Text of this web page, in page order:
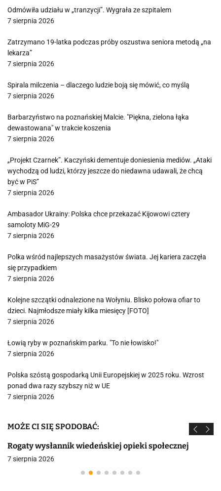
Odmówiła udziału w „tranzycji”. Wygrała ze szpitalem
7 sierpnia 2026
Zatrzymano 19-latka podczas próby oszustwa seniora metodą „na
lekarza”
7 sierpnia 2026
Spirala milczenia – dlaczego ludzie boją się mówić, co myślą
7 sierpnia 2026
Barbarzyństwo na poznańskiej Malcie. "Piękna, zielona łąka
dewastowana" w trakcie koszenia
7 sierpnia 2026
„Projekt Czarnek”. Kaczyński dementuje doniesienia mediów. „Ataki
wychodzą od ludzi, którzy jeszcze do niedawna udawali, że chcą
być w PiS”
7 sierpnia 2026
Ambasador Ukrainy: Polska chce przekazać Kijowowi cztery
samoloty MiG-29
7 sierpnia 2026
Polka wśród najlepszych masażystów świata. Jej kariera zaczęła
się przypadkiem
7 sierpnia 2026
Kolejne szczątki odnalezione na Wołyniu. Blisko połowa ofiar to
dzieci. Najmłodsze miały kilka miesięcy [FOTO]
7 sierpnia 2026
Łowią ryby w poznańskim parku. "To nie łowisko!"
7 sierpnia 2026
Polska szóstą gospodarką Unii Europejskiej w 2025 roku. Wzrost
ponad dwa razy szybszy niż w UE
7 sierpnia 2026
MOŻE CI SIĘ SPODOBAĆ:
Rogaty wysłannik wiedeńskiej opieki społecznej
7 sierpnia 2026